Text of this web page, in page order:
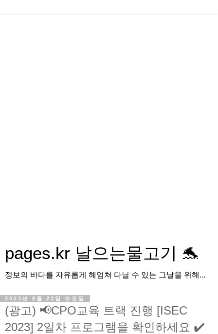
pages.kr 날으는물고기 🐬
정보의 바다를 자유롭게 헤엄쳐 다닐 수 있는 그날을 위해...
2023년 8월 23일 수요일
(광고) 📢CPO교육 트랙 진행 [ISEC
2023] 2일차 프로그램을 확인하세요 ✔️